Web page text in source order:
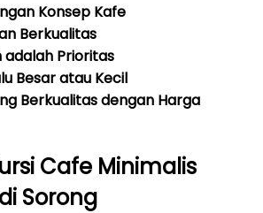
Konsep Kafe
Berkualitas
adalah Prioritas
Besar atau Kecil
Berkualitas dengan Harga
Cafe Minimalis
Sorong